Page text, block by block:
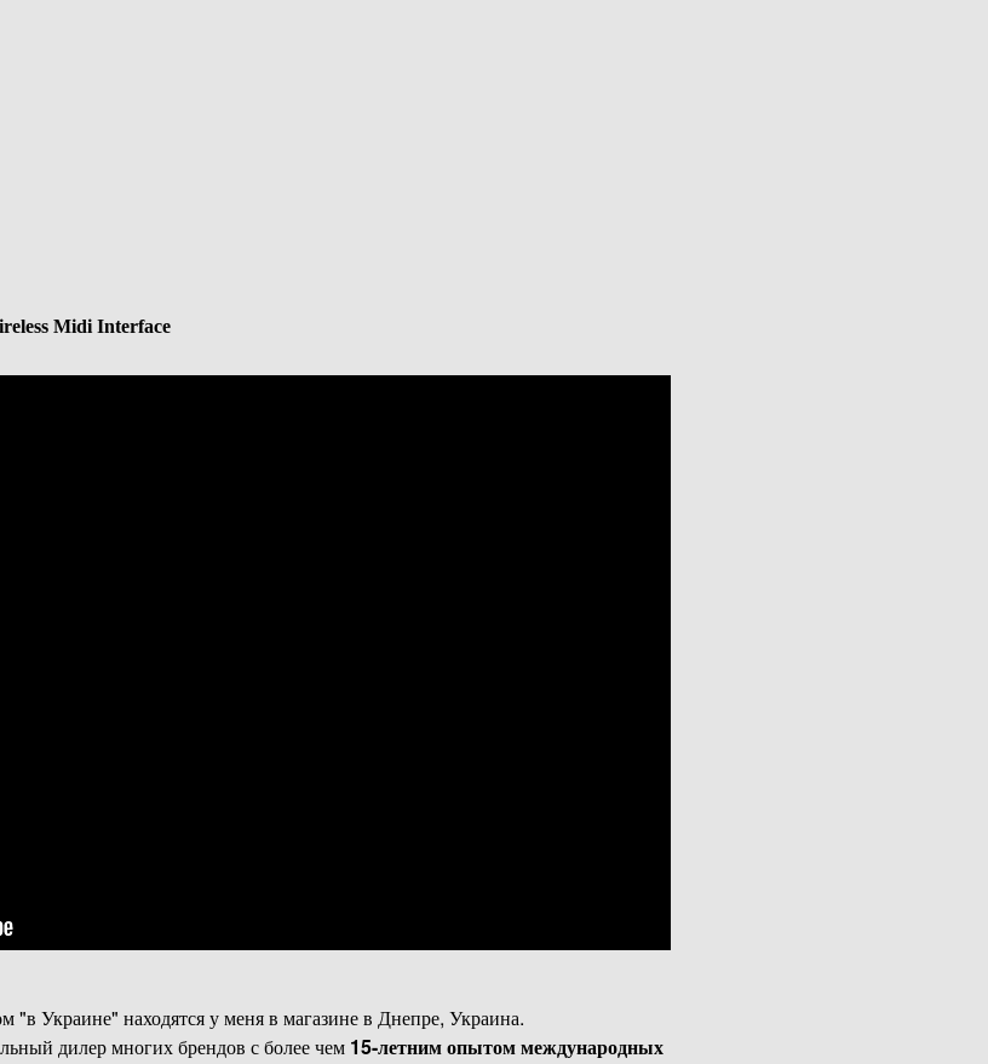
Midi Interface
"в Украине" находятся у меня в магазине в Днепре, Украина.
дилер многих брендов с более чем 15-летним опытом международных